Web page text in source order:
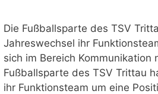
Die Fußballsparte des TSV
Jahreswechsel ihr
sich im Bereich Kommunikation
Fußballsparte des TSV Trittau
ihr Funktionsteam um eine